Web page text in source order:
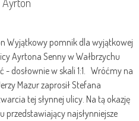
Wyjątkowy pomnik dla wyjątkowej
Ayrtona Senny w Wałbrzychu
- dosłownie w skali 1:1. Wróćmy na
Mazur zaprosił Stefana
tej słynnej ulicy. Na tą okazję
najsłynniejsze